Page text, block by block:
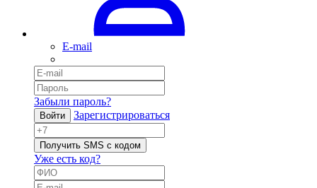
E-mail
Забыли пароль?
Войти Зарегистрироваться
Получить SMS с кодом
Уже есть код?